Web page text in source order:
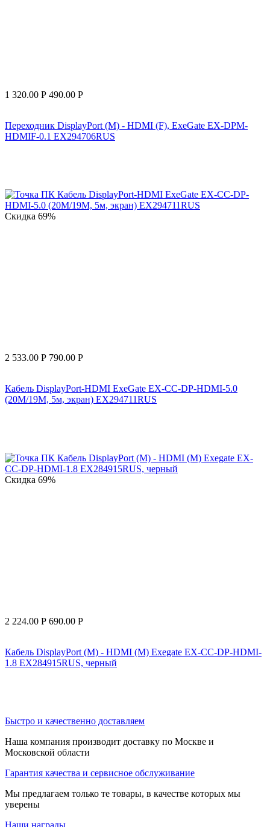
1 320.00 Р 490.00 Р
Переходник DisplayPort (M) - HDMI (F), ExeGate EX-DPM-
HDMIF-0.1 EX294706RUS
Скидка 69%
2 533.00 Р 790.00 Р
Кабель DisplayPort-HDMI ExeGate EX-CC-DP-HDMI-5.0
(20M/19M, 5м, экран) EX294711RUS
Скидка 69%
2 224.00 Р 690.00 Р
Кабель DisplayPort (M) - HDMI (M) Exegate EX-CC-DP-HDMI-
1.8 EX284915RUS, черный
Быстро и качественно доставляем
Наша компания производит доставку по Москве и
Московской области
Гарантия качества и сервисное обслуживание
Мы предлагаем только те товары, в качестве которых мы
уверены